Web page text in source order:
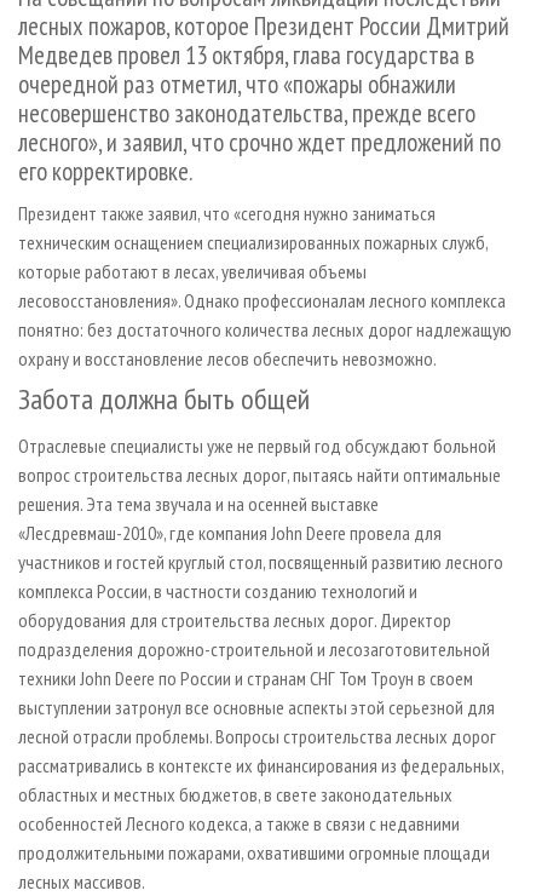
СУШКА ДРЕВЕСИНЫ
ПРОИЗВОДСТВО ДРЕВЕСНЫХ ПЛИТ
ДЕРЕВЯННОЕ ДОМОСТРОЕНИЕ
ПРОИЗВОДСТВО МЕБЕЛИ
БИОЭНЕРГЕТИКА
ЦБП
ИНСТРУМЕНТ И МАТЕРИАЛЫ
ПЕРСОНЫ
МОБИЛЬНЫЕ ВЫСТАВКИ
ОФИЦИАЛЬНЫЕ ДЕЛЕГАЦИИ
ПРИОРИТЕТНЫЕ ИНВЕСТПРОЕКТЫ
RUSSIAN FORESTRY REVIEW
ГАЗЕТА ЛЕСПРОМФОРУМ
БИБЛИОТЕКА СПЕЦИАЛИСТА
КОНТАКТЫ
РЕКЛАМА
РЕКЛАМА НА САЙТЕ
лесных пожаров, которое Президент России Дмитрий
Медведев провел 13 октября, глава государства в
очередной раз отметил, что «пожары обнажили
несовершенство законодательства, прежде всего
лесного», и заявил, что срочно ждет предложений по
его корректировке.
Президент также заявил, что «сегодня нужно заниматься
техническим оснащением специализированных пожарных служб,
которые работают в лесах, увеличивая объемы
лесовосстановления». Однако профессионалам лесного комплекса
понятно: без достаточного количества лесных дорог надлежащую
охрану и восстановление лесов обеспечить невозможно.
Забота должна быть общей
Отраслевые специалисты уже не первый год обсуждают больной
вопрос строительства лесных дорог, пытаясь найти оптимальные
решения. Эта тема звучала и на осенней выставке
«Лесдревмаш-2010», где компания John Deere провела для
участников и гостей круглый стол, посвященный развитию лесного
комплекса России, в частности созданию технологий и
оборудования для строительства лесных дорог. Директор
подразделения дорожно-строительной и лесозаготовительной
техники John Deere по России и странам СНГ Том Троун в своем
выступлении затронул все основные аспекты этой серьезной для
лесной отрасли проблемы. Вопросы строительства лесных дорог
рассматривались в контексте их финансирования из федеральных,
областных и местных бюджетов, в свете законодательных
особенностей Лесного кодекса, а также в связи с недавними
продолжительными пожарами, охватившими огромные площади
лесных массивов.